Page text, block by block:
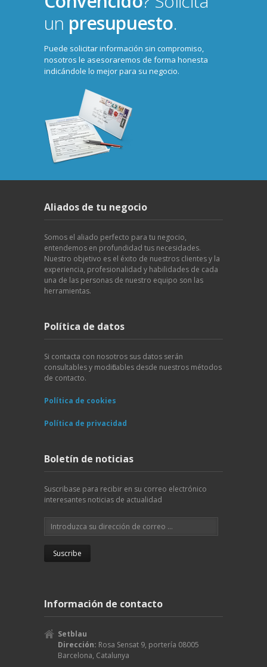
un presupuesto.
Puede solicitar información sin compromiso,
nosotros le asesoraremos de forma honesta
indicándole lo mejor para su negocio.
Aliados de tu negocio
Somos el aliado perfecto para tu negocio,
entendemos en profundidad tus necesidades.
Nuestro objetivo es el éxito de nuestros clientes y la
experiencia, profesionalidad y habilidades de cada
una de las personas de nuestro equipo son las
herramientas.
Política de datos
Si contacta con nosotros sus datos serán
consultables y modificables desde nuestros métodos
de contacto.
Política de cookies
Política de privacidad
Boletín de noticias
Suscribase para recibir en su correo electrónico
interesantes noticias de actualidad
Información de contacto
Setblau
Dirección: Rosa Sensat 9, portería 08005
Barcelona, Catalunya